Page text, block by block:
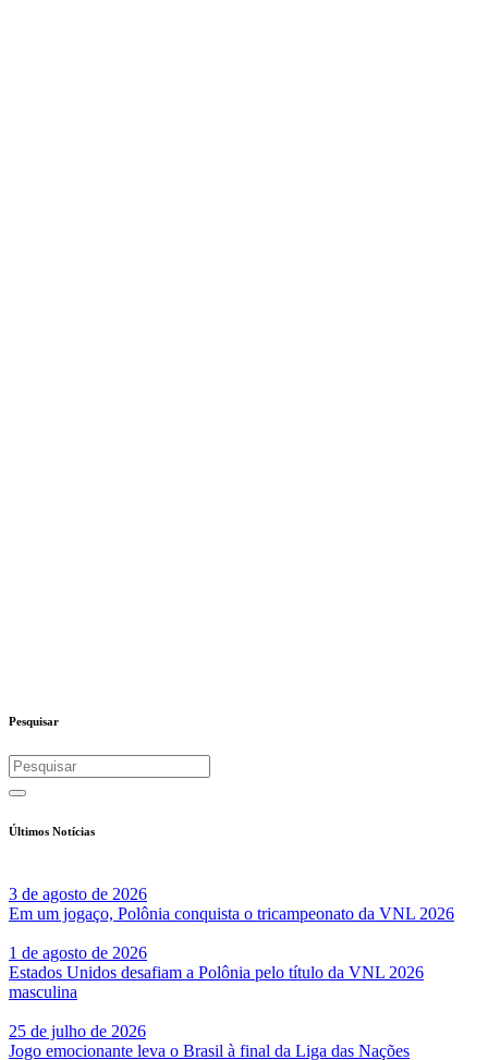
Pesquisar
Últimos Notícias
3 de agosto de 2026
Em um jogaço, Polônia conquista o tricampeonato da VNL 2026
1 de agosto de 2026
Estados Unidos desafiam a Polônia pelo título da VNL 2026
masculina
25 de julho de 2026
Jogo emocionante leva o Brasil à final da Liga das Nações